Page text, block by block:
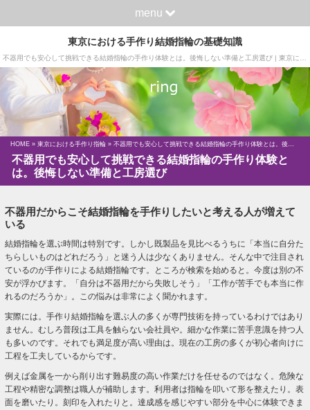
menu
東京における手作り結婚指輪の基礎知識
HOME » 東京における手作り指輪 » 不器用でも安心して挑戦できる結婚指輪の手作り体験とは。後悔しない準備と工房選び
不器用でも安心して挑戦できる結婚指輪の手作り体験と
は。後悔しない準備と工房選び
不器用だからこそ結婚指輪を手作りしたいと考える人が増えて
いる
結婚指輪を選ぶ時間は特別です。しかし既製品を見比べるうちに「本当に自分た
ちらしいものはどれだろう」と迷う人は少なくありません。そんな中で注目され
ているのが手作りによる結婚指輪です。ところが検索を始めると。今度は別の不
安が浮かびます。「自分は不器用だから失敗しそう」「工作が苦手でも本当に作
れるのだろうか」。この悩みは非常によく聞かれます。
実際には。手作り結婚指輪を選ぶ人の多くが専門技術を持っているわけではあり
ません。むしろ普段は工具を触らない会社員や。細かな作業に苦手意識を持つ人
も多いのです。それでも満足度が高い理由は。現在の工房の多くが初心者向けに
工程を工夫しているからです。
例えば金属を一から削り出す難易度の高い作業だけを任せるのではなく。危険な
工程や精密な調整は職人が補助します。利用者は指輪を叩いて形を整えたり。表
面を磨いたり。刻印を入れたりと。達成感を感じやすい部分を中心に体験できま